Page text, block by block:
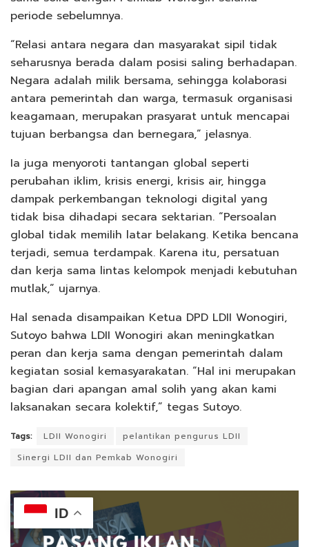
periode sebelumnya.
“Relasi antara negara dan masyarakat sipil tidak
seharusnya berada dalam posisi saling berhadapan.
Negara adalah milik bersama, sehingga kolaborasi
antara pemerintah dan warga, termasuk organisasi
keagamaan, merupakan prasyarat untuk mencapai
tujuan berbangsa dan bernegara,” jelasnya.
Ia juga menyoroti tantangan global seperti
perubahan iklim, krisis energi, krisis air, hingga
dampak perkembangan teknologi digital yang
tidak bisa dihadapi secara sektarian. “Persoalan
global tidak memilih latar belakang. Ketika bencana
terjadi, semua terdampak. Karena itu, persatuan
dan kerja sama lintas kelompok menjadi kebutuhan
mutlak,” ujarnya.
Hal senada disampaikan Ketua DPD LDII Wonogiri,
Sutoyo bahwa LDII Wonogiri akan meningkatkan
peran dan kerja sama dengan pemerintah dalam
kegiatan sosial kemasyarakatan. “Hal ini merupakan
bagian dari apangan amal solih yang akan kami
laksanakan secara kolektif,” tegas Sutoyo.
Tags: LDII Wonogiri
pelantikan pengurus LDII
Sinergi LDII dan Pemkab Wonogiri
ID